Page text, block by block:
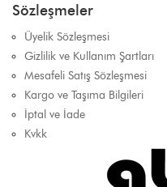
Sözleşmeler
Üyelik Sözleşmesi
Gizlilik ve Kullanım Şartları
Mesafeli Satış Sözleşmesi
Kargo ve Taşıma Bilgileri
İptal ve İade
Kvkk